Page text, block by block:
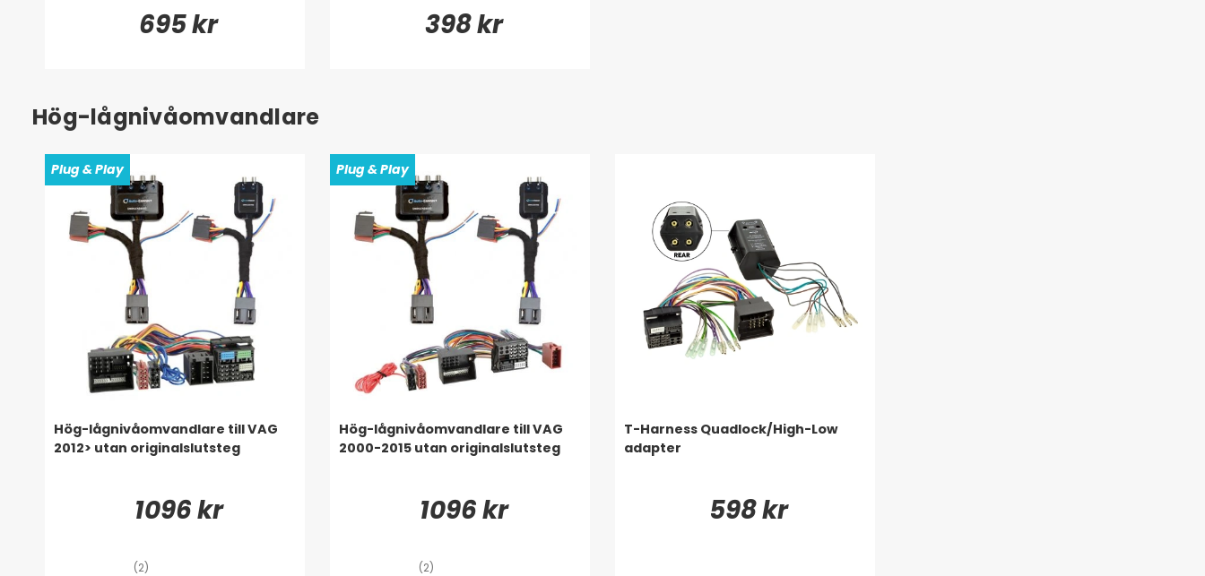
695 kr 398 kr
Hög-lågnivåomvandlare
Plug & Play
Hög-lågnivåomvandlare till VAG
2012> utan originalslutsteg
1096 kr
(2)
Plug & Play
Hög-lågnivåomvandlare till VAG
2000-2015 utan originalslutsteg
1096 kr
(2)
T-Harness Quadlock/High-Low
adapter
598 kr